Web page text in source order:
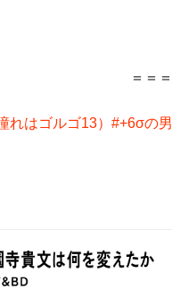
＝＝＝
れはゴルゴ13）#+6σの男